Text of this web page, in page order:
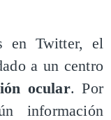
en Twitter, el
a un centro
ocular. Por
información